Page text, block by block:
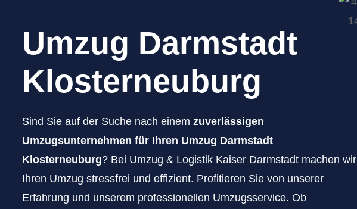
Umzug Darmstadt
Klosterneuburg
Sind Sie auf der Suche nach einem zuverlässigen
Umzugsunternehmen für Ihren Umzug Darmstadt
Klosterneuburg? Bei Umzug & Logistik Kaiser Darmstadt machen wir
Ihren Umzug stressfrei und effizient. Profitieren Sie von unserer
Erfahrung und unserem professionellen Umzugsservice. Ob